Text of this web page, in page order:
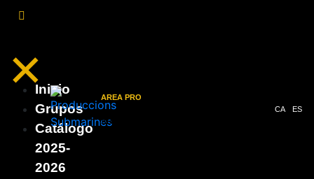
×Inicio
Grupos
Catálogo
2025-
2026
AREA PRO
ÀREA PRO
CA ES